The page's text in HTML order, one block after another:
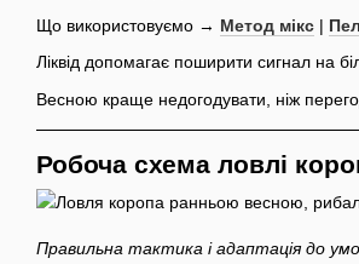
Що використовуємо → Метод мікс |
Ліквід допомагає поширити сигнал на
Весною краще недогодувати, ніж
Робоча схема ловлі
Правильна тактика і адаптація до